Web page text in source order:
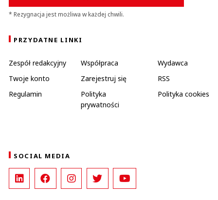
* Rezygnacja jest możliwa w każdej chwili.
PRZYDATNE LINKI
Zespół redakcyjny Współpraca
Wydawca
Twoje konto
Zarejestruj się
RSS
Regulamin
Polityka
prywatności
Polityka cookies
SOCIAL MEDIA